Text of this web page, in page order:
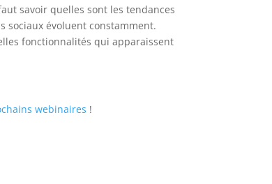
savoir quelles sont les tendances
sociaux évoluent constamment.
fonctionnalités qui apparaissent
webinaires !